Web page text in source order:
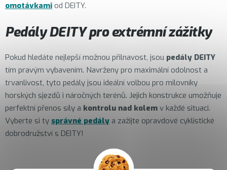
omotávkami od DEITY.
Pedály DEITY pro extrémní zážitky
Pokud hledáte nejlepší možnou přilnavost, jsou pedály DEITY
tím pravým vybavením. Navrženy pro maximální odolnost a
trvanlivost, tyto pedály jsou ideální volbou pro milovníky
horských sjezdů i náročných terénů. Jejich konstrukce umožňuje
perfektní přenos síly a kontrolu nad kolem v každé situaci.
Vyberte si ty správné pedály a zažijte opravdové cyklistické
dobrodružství s DEITY!